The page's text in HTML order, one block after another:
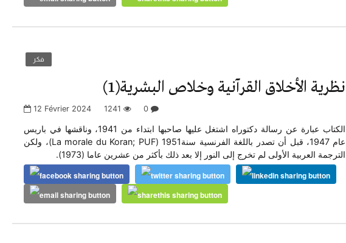
فكر
نظرية الأخلاق القرآنية وخلاص البشرية(1)
12 Février 2024 1241 0
الكتاب عبارة عن رسالة دكتوراه اشتغل عليها صاحبها ابتداء من 1941، وناقشها في باريس
عام 1947، قبل أن تصدر باللغة الفرنسية سنة1951 (La morale du Koran; PUF)، ولكن
الترجمة العربية الأولى لم تخرج إلى النور إلا بعد ذلك بأكثر من عشرين عاما (1973).